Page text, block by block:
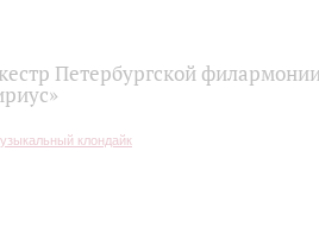
Петербургской